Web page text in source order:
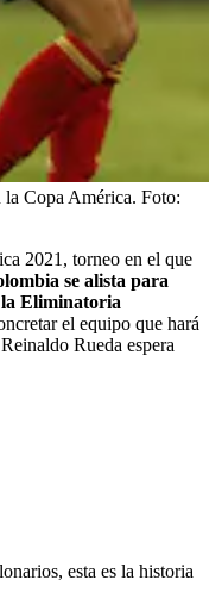
la Copa América. Foto:
2021, torneo en el que
se alista para
Eliminatoria
el equipo que hará
Rueda espera
esta es la historia